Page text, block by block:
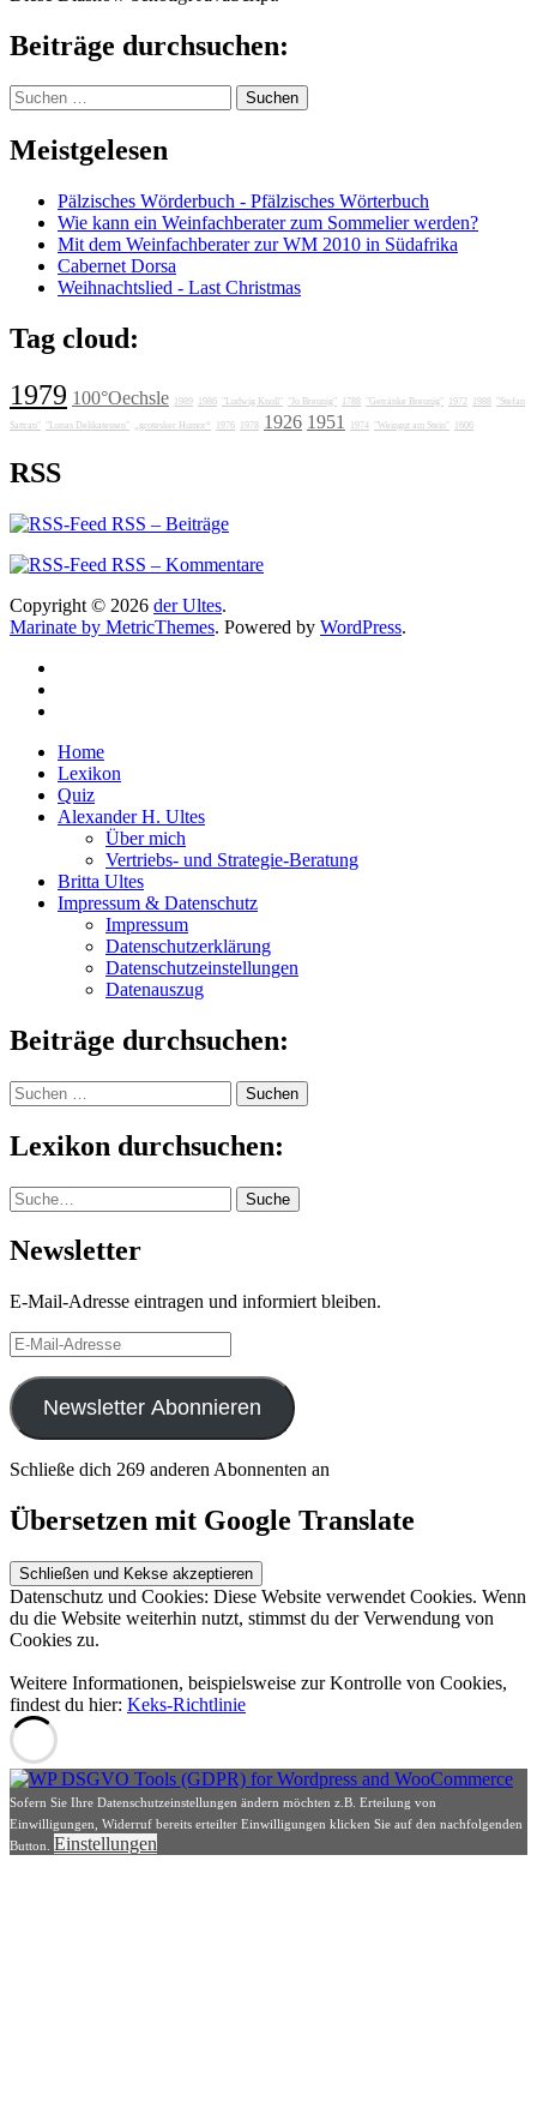
Beiträge durchsuchen:
Suchen
nach:
Meistgelesen
Pälzisches Wörderbuch - Pfälzisches Wörterbuch
Wie kann ein Weinfachberater zum Sommelier werden?
Mit dem Weinfachberater zur WM 2010 in Südafrika
Cabernet Dorsa
Weihnachtslied - Last Christmas
Tag cloud:
1979 100°Oechsle 1989 1986 "Ludwig Knoll" "Jo Breunig" 1788 "Getränke Breunig" 1972 1988 "Stefan
Sattran" "Lunas Delikatessen" „grotesker Humor“ 1976 1978 1926 1951 1974 "Weingut am Stein" 1606
RSS
RSS – Beiträge
RSS – Kommentare
Copyright © 2026 der Ultes.
Marinate by MetricThemes. Powered by WordPress.
Home
Lexikon
Quiz
Alexander H. Ultes
Über mich
Vertriebs- und Strategie-Beratung
Britta Ultes
Impressum & Datenschutz
Impressum
Datenschutzerklärung
Datenschutzeinstellungen
Datenauszug
Beiträge durchsuchen:
Suchen
nach:
Lexikon durchsuchen:
Suche Suche
Newsletter
E-Mail-Adresse eintragen und informiert bleiben.
E-
Mail-
Adresse
Newsletter Abonnieren
Schließe dich 269 anderen Abonnenten an
Übersetzen mit Google Translate
Datenschutz und Cookies: Diese Website verwendet Cookies. Wenn
du die Website weiterhin nutzt, stimmst du der Verwendung von
Cookies zu.
Weitere Informationen, beispielsweise zur Kontrolle von Cookies,
findest du hier: Keks-Richtlinie
Sofern Sie Ihre Datenschutzeinstellungen ändern möchten z.B. Erteilung von
Einwilligungen, Widerruf bereits erteilter Einwilligungen klicken Sie auf den nachfolgenden
Button. Einstellungen